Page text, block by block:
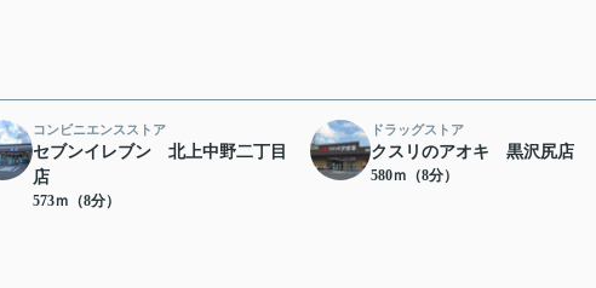
コンビニエンスストア
セブンイレブン 北上中野二丁目
店
573ｍ（8分）
ドラッグストア
クスリのアオキ 黒沢尻店
580ｍ（8分）